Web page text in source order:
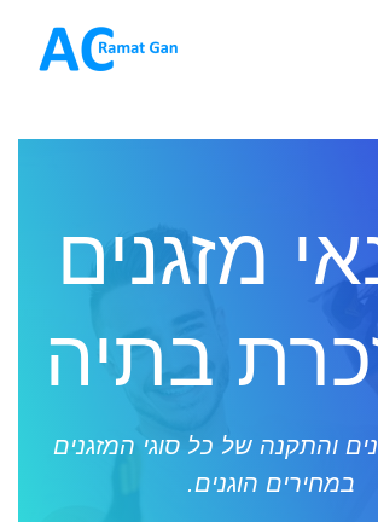
מזגנים
בתיה
והתקנה של כל סוגי המזגנים
במחירים הוגנים.